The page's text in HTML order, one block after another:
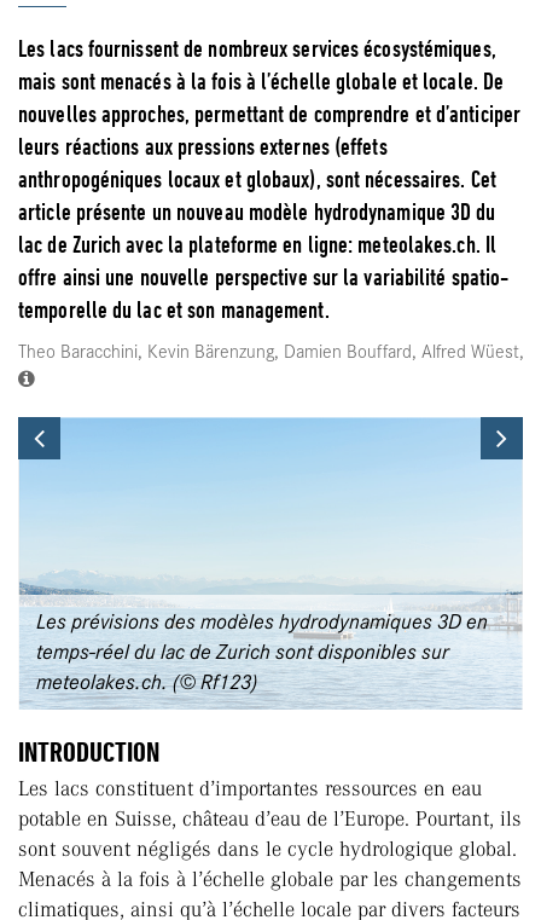
Les lacs fournissent de nombreux services écosystémiques,
mais sont menacés à la fois à l’échelle globale et locale. De
nouvelles approches, permettant de comprendre et d’anticiper
leurs réactions aux pressions externes (effets
anthropogéniques locaux et globaux), sont nécessaires. Cet
article présente un nouveau modèle hydrodynamique 3D du
lac de Zurich avec la plateforme en ligne: meteolakes.ch. Il
offre ainsi une nouvelle perspective sur la variabilité spatio-
temporelle du lac et son management.
Theo Baracchini, Kevin Bärenzung, Damien Bouffard, Alfred Wüest,
Les prévisions des modèles hydrodynamiques 3D en
temps-réel du lac de Zurich sont disponibles sur
meteolakes.ch. (© Rf123)
Previous
INTRODUCTION
Les lacs constituent d’importantes ressources en eau
potable en Suisse, château d’eau de l’Europe. Pourtant, ils
sont souvent négligés dans le cycle hydrologique global.
Menacés à la fois à l’échelle globale par les changements
climatiques, ainsi qu’à l’échelle locale par divers facteurs